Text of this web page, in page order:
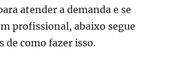
atender a demanda e se
profissional, abaixo segue
de como fazer isso.